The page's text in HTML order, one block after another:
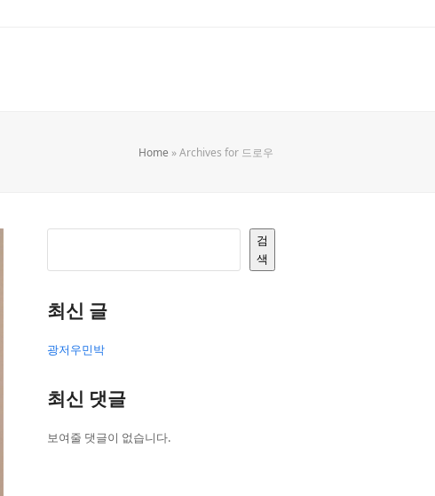
Home »Archives for 드로우
검
색
최신 글
광저우민박
최신 댓글
보여줄 댓글이 없습니다.